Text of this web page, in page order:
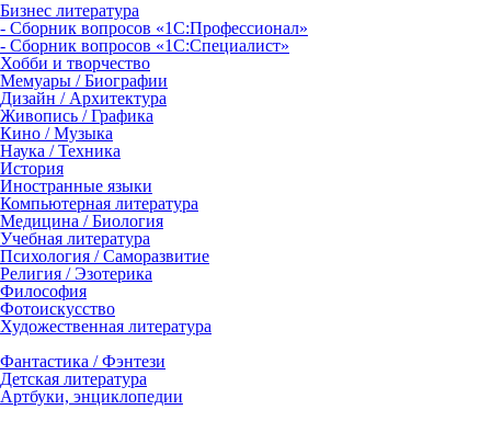
Бизнес литература
- Сборник вопросов «1С:Профессионал»
- Сборник вопросов «1С:Специалист»
Хобби и творчество
Мемуары / Биографии
Дизайн / Архитектура
Живопись / Графика
Кино / Музыка
Наука / Техника
История
Иностранные языки
Компьютерная литература
Медицина / Биология
Учебная литература
Психология / Саморазвитие
Религия / Эзотерика
Философия
Фотоискусство
Художественная литература
Фантастика / Фэнтези
Детская литература
Артбуки, энциклопедии